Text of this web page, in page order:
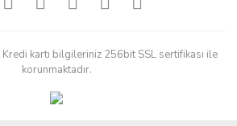
Kredi kartı bilgileriniz 256bit SSL sertifikası ile
korunmaktadır.